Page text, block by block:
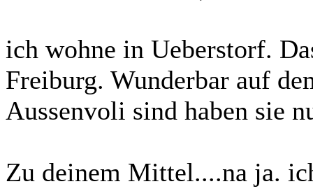
ich wohne in Ueberstorf.
Freiburg. Wunderbar auf
Aussenvoli sind haben sie
Zu deinem Mittel....na ja.